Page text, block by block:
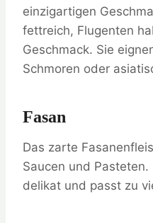
einzigartigen
fettreich, Flugenten
Geschmack. Sie
Schmoren oder
Fasan
Das zarte
Saucen und
delikat und passt zu